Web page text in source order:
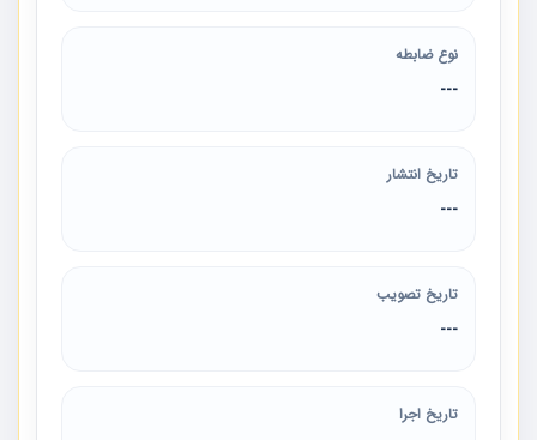
نوع ضابطه
---
تاریخ انتشار
---
تاریخ تصویب
---
تاریخ اجرا